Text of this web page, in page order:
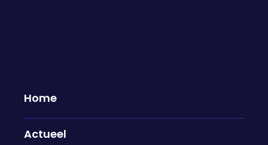
Home
Actueel